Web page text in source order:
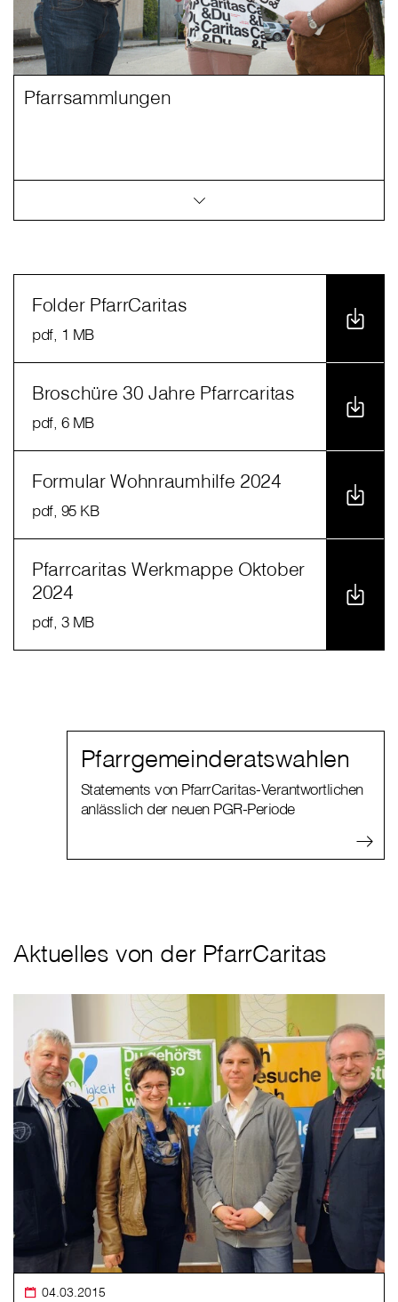
Pfarrsammlungen
Folder PfarrCaritas
pdf, 1 MB
Broschüre 30 Jahre Pfarrcaritas
pdf, 6 MB
Formular Wohnraumhilfe 2024
pdf, 95 KB
Pfarrcaritas Werkmappe Oktober
2024
pdf, 3 MB
Pfarrgemeinderatswahlen
Statements von PfarrCaritas-Verantwortlichen
anlässlich der neuen PGR-Periode
Aktuelles von der PfarrCaritas
04.03.2015